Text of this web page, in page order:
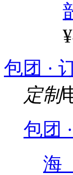
包团 ·
定制
包团
海